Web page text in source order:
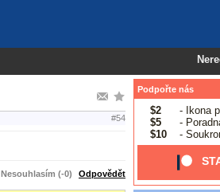
#54
Nesouhlasím (-0) Odpovědět
Podpořte nás
$2
- Ikona
$5
-
$10
-